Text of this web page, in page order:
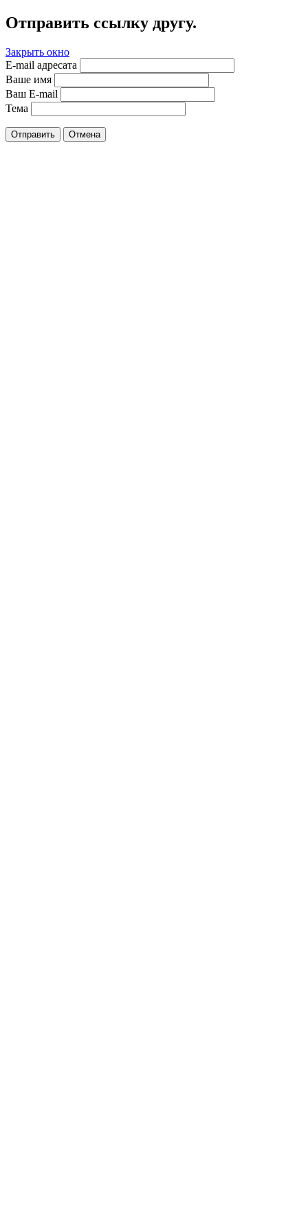
Отправить ссылку другу.
Закрыть окно
E-mail адресата
Ваше имя
Ваш E-mail
Тема
Отправить Отмена